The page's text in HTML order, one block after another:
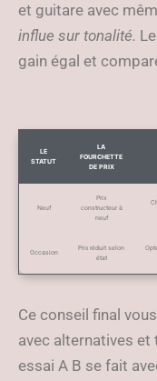
et guitare avec
influe sur tonalité.
gain égal et
LE
STATUT
LA
FOURCHETTE
DE PRIX
Neuf
Prix
constructeur à
neuf
Occasion
Prix réduit selon
état
Ce conseil final
avec alternatives et
essai A B se fait